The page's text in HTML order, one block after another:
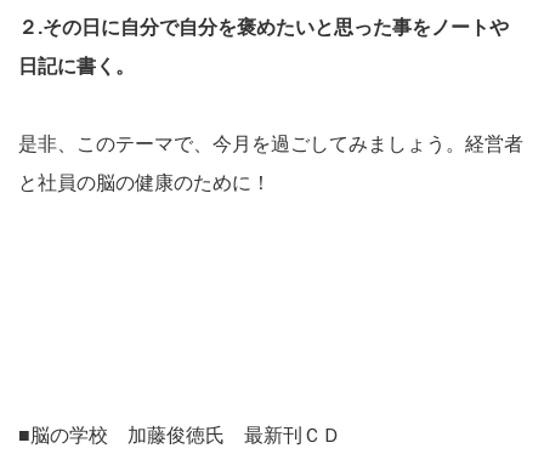
２.その日に自分で自分を褒めたいと思った事をノートや
日記に書く。
是非、このテーマで、今月を過ごしてみましょう。経営者
と社員の脳の健康のために！
■脳の学校 加藤俊徳氏 最新刊ＣＤ